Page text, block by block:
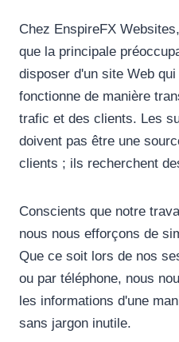
Chez EnspireFX
que la principale
disposer d'un site Web
fonctionne de manière
trafic et des clients. Les
doivent pas être une
clients ; ils recherchent
Conscients que notre
nous nous efforçons de
Que ce soit lors de nos
ou par téléphone, nous
les informations d'une
sans jargon inutile.